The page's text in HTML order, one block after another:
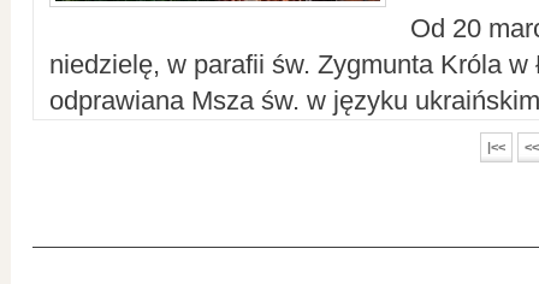
Od 20
niedzielę, w parafii św. Zygmunta Króla w
odprawiana Msza św. w języku
|<< <<